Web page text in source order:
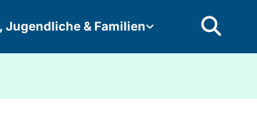
Jugendliche & Familien